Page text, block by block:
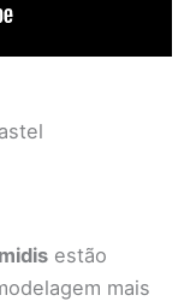
estão
mais